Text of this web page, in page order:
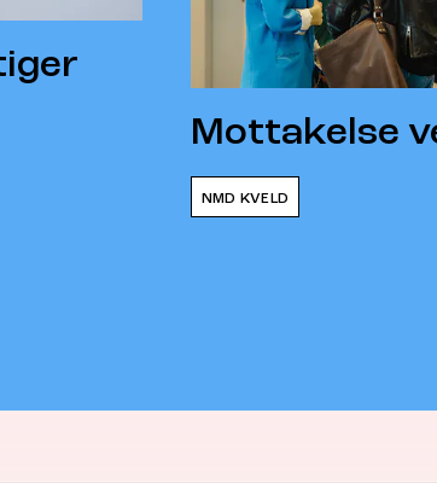
Mottakelse
NMD KVELD